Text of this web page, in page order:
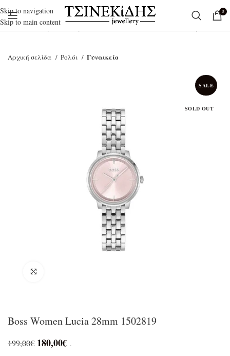
Skip to navigation
Skip to main content
0
Αρχική σελίδα Ρολόι Γυναικείο
SALE
SOLD OUT
Boss Women Lucia 28mm 1502819
199,00€ 180,00€ .
Ξεκινήστε να γράφετε για να βρείτε τα προϊόντα που αναζητάτε.